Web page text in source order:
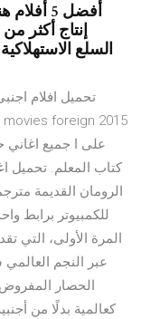
أفضل 5
إنتاج أكثر
السلع
للكمبيوتر برابط
المرة الأولى، التي
عبر النجم العالمي